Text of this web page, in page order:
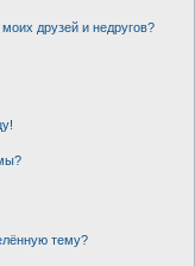
друзей и недругов?
тему?